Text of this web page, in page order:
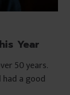
Year
50 years.
a good